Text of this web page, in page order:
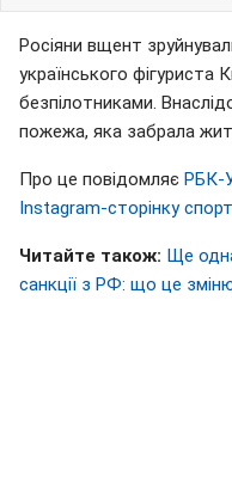
Росіяни вщент
українського
безпілотниками.
пожежа, яка забрала
Про це повідомляє РБК-
Instagram-сторінку
Читайте також: Ще
санкції з РФ: що це